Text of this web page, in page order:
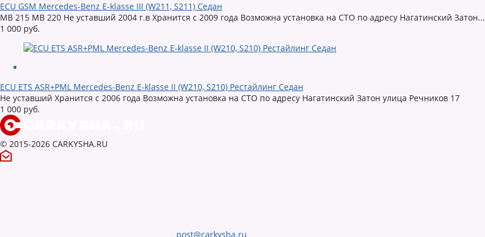
ECU GSM Mercedes-Benz E-klasse III (W211, S211) Седан
MB 215 MB 220 Не уставший 2004 г.в Хранится с 2009 года Возможна установка на СТО по адресу Нагатинский Затон...
1 000 руб.
ECU ETS ASR+PML Mercedes-Benz E-klasse II (W210, S210) Рестайлинг Седан
Не уставший Хранится с 2006 года Возможна установка на СТО по адресу Нагатинский Затон улица Речников 17
1 000 руб.
© 2015-2026 CARKYSHA.RU
post@carkysha.ru